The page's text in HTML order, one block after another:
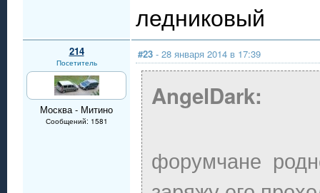
ледниковый
214
Посетитель
Москва - Митино
Сообщений: 1581
#23 - 28 января 2014 в 17:39
AngelDark:
форумчане